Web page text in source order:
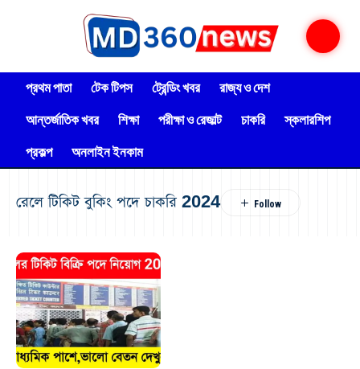
প্রথম পাতা টেক টিপস ট্রেন্ডিং খবর
রাজ্য ও দেশ
আন্তর্জাতিক খবর
শিক্ষা পরীক্ষা ও রেজাল্ট চাকরি
স্কলারশিপ
প্রকল্প
অনলাইন ইনকাম
রেলে টিকিট বুকিং পদে চাকরি 2024